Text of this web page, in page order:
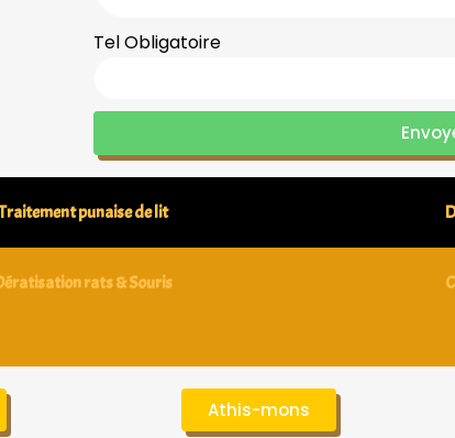
Tel Obligatoire
punaise de lit
rats & Souris
Athis-mons